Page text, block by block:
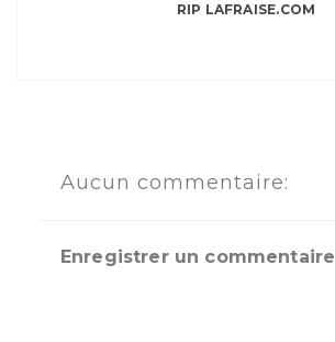
RIP LAFRAISE.COM
Aucun commentaire:
Enregistrer un commentaire